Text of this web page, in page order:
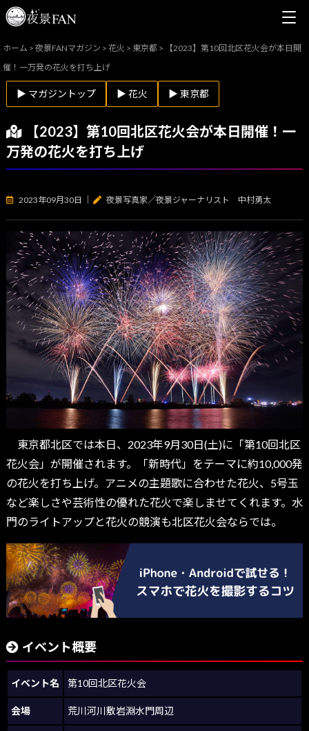
ホーム >夜景FANマガジン >花火 > 東京都 >
【2023】第10回北区花火会が本日開
催！一万発の花火を打ち上げ
▶ マガジントップ ▶ 花火 ▶ 東京都
【2023】第10回北区花火会が本日開催！一
万発の花火を打ち上げ
2023年09月30日 夜景写真家／夜景ジャーナリスト 中村勇太
東京都北区では本日、2023年9月30日(土)に「第10回北区
花火会」が開催されます。「新時代」をテーマに約10,000発
の花火を打ち上げ。アニメの主題歌に合わせた花火、5号玉
など楽しさや芸術性の優れた花火で楽しませてくれます。水
門のライトアップと花火の競演も北区花火会ならでは。
イベント概要
イベント名 第10回北区花火会
会場 荒川河川敷岩淵水門周辺